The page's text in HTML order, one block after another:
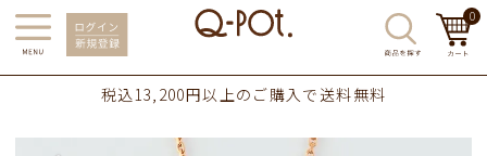
0
税込13,200円以上のご購入で送料無料